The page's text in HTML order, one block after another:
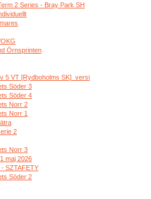
2 Series - Bray Park SH
Örnsprinten
5 VT [Rydboholms SK]_versi
Söder 3
Söder 4
Norr 2
Norr 1
2
Norr 3
maj 2026
SZTAFETY
Söder 2